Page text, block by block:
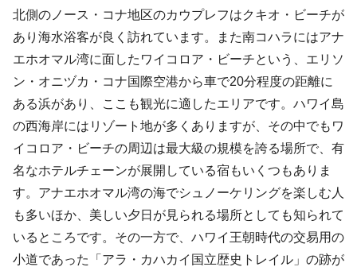
北側のノース・コナ地区のカウプレフはクキオ・ビーチが
あり海水浴客が良く訪れています。また南コハラにはアナ
エホオマル湾に面したワイコロア・ビーチという、エリソ
ン・オニヅカ・コナ国際空港から車で20分程度の距離に
ある浜があり、ここも観光に適したエリアです。ハワイ島
の西海岸にはリゾート地が多くありますが、その中でもワ
イコロア・ビーチの周辺は最大級の規模を誇る場所で、有
名なホテルチェーンが展開している宿もいくつもありま
す。アナエホオマル湾の海でシュノーケリングを楽しむ人
も多いほか、美しい夕日が見られる場所としても知られて
いるところです。その一方で、ハワイ王朝時代の交易用の
小道であった「アラ・カハカイ国立歴史トレイル」の跡が